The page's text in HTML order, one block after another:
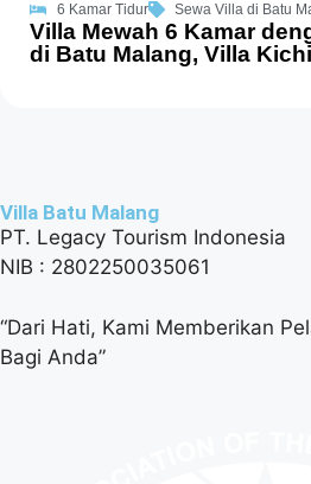
6 Kamar Tidur Sewa Villa di Batu
Villa Mewah 6 Kamar
di Batu Malang, Villa Kichi
Villa Batu Malang
PT. Legacy Tourism Indonesia
NIB : 2802250035061
“Dari Hati, Kami Memberikan
Bagi Anda”